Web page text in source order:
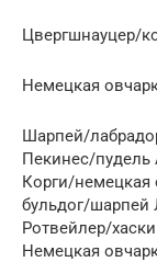
Цвергшнауцер/
Немецкая
Шарпей/
Пекинес/пудель
Корги/немецкая
бульдог/шарпей
Ротвейлер/
Немецкая